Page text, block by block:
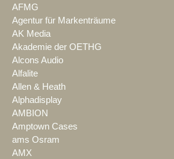
AFMG
Agentur für Markenträume
AK Media
Akademie der OETHG
Alcons Audio
Alfalite
Allen & Heath
Alphadisplay
AMBION
Amptown Cases
ams Osram
AMX